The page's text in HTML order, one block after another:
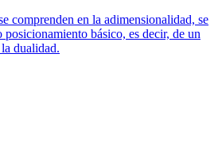
comprenden en la adimensionalidad, se
básico, es decir, de un
dualidad.